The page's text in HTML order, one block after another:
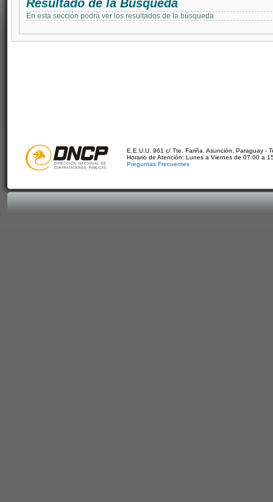
Resultado de la Búsqueda
En esta sección podrá ver los resultados de la búsqueda
E.E.U.U. 961 c/ Tte. Fariña. Asunción, Paraguay -
Horario de Atención: Lunes a Viernes de 07:00 a
Preguntas Frecuentes